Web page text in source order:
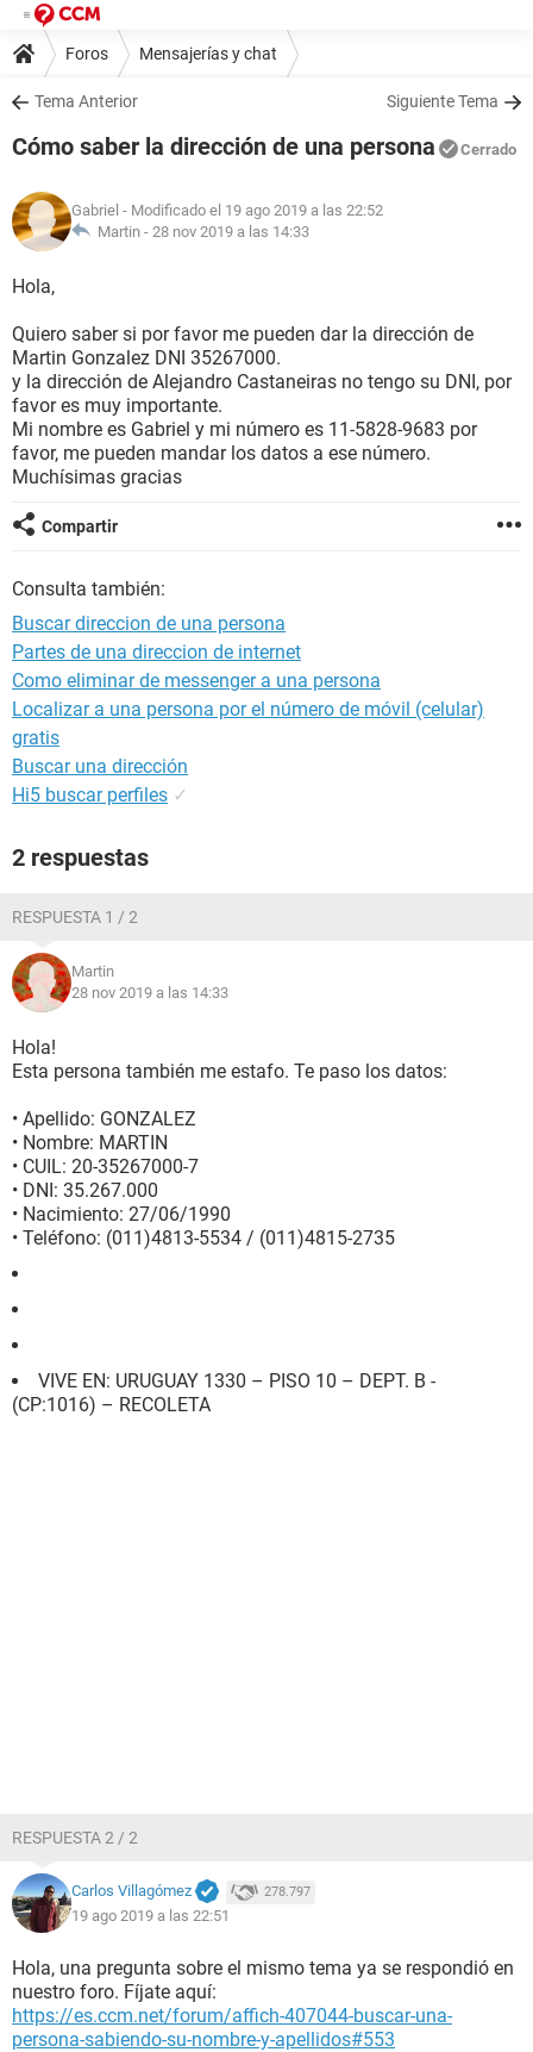
Foros Mensajerías y chat
Tema Anterior Siguiente Tema
Cómo saber la dirección de una persona Cerrado
Gabriel - Modificado el 19 ago 2019 a las 22:52
Martin - 28 nov 2019 a las 14:33
Hola,
Quiero saber si por favor me pueden dar la dirección de
Martin Gonzalez DNI 35267000.
y la dirección de Alejandro Castaneiras no tengo su DNI, por
favor es muy importante.
Mi nombre es Gabriel y mi número es 11-5828-9683 por
favor, me pueden mandar los datos a ese número.
Muchísimas gracias
Compartir
Consulta también:
Buscar direccion de una persona
Partes de una direccion de internet
Como eliminar de messenger a una persona
Localizar a una persona por el número de móvil (celular)
gratis
Buscar una dirección
Hi5 buscar perfiles ✓
2 respuestas
RESPUESTA 1 / 2
Martin
28 nov 2019 a las 14:33
Hola!
Esta persona también me estafo. Te paso los datos:
• Apellido: GONZALEZ
• Nombre: MARTIN
• CUIL: 20-35267000-7
• DNI: 35.267.000
• Nacimiento: 27/06/1990
• Teléfono: (011)4813-5534 / (011)4815-2735
VIVE EN: URUGUAY 1330 – PISO 10 – DEPT. B -
(CP:1016) – RECOLETA
RESPUESTA 2 / 2
Carlos Villagómez 278.797
19 ago 2019 a las 22:51
Hola, una pregunta sobre el mismo tema ya se respondió en
nuestro foro. Fíjate aquí:
https://es.ccm.net/forum/affich-407044-buscar-una-
persona-sabiendo-su-nombre-y-apellidos#553